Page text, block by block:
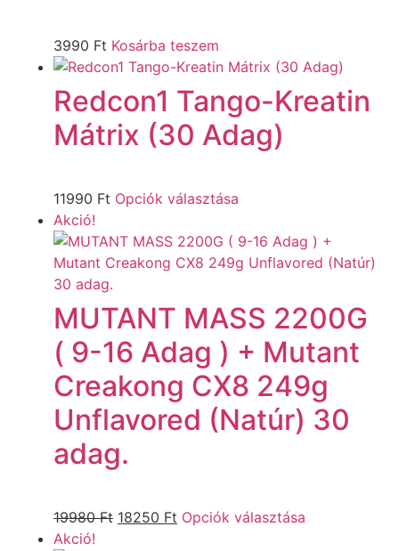
3990 Ft Kosárba teszem
Redcon1 Tango-Kreatin
Mátrix (30 Adag)
11990 Ft Opciók választása
Akció!
MUTANT MASS 2200G
( 9-16 Adag ) + Mutant
Creakong CX8 249g
Unflavored (Natúr) 30
adag.
19980Ft 18250 Ft Opciók választása
Akció!